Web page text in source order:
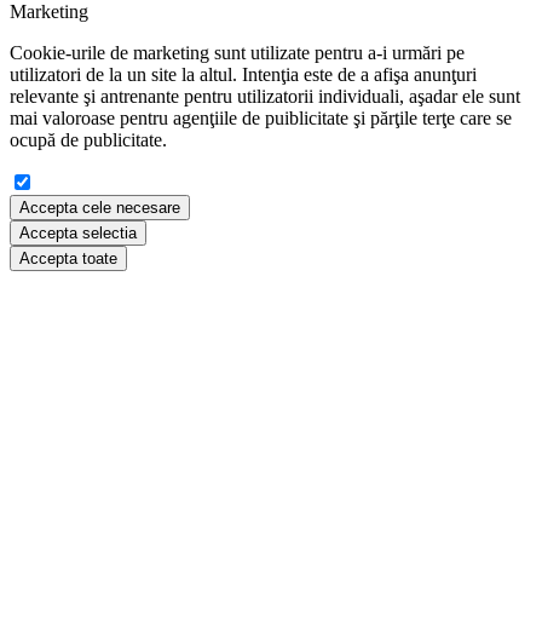
Marketing
Cookie-urile de marketing sunt utilizate pentru a-i urmări pe
utilizatori de la un site la altul. Intenţia este de a afişa anunţuri
relevante şi antrenante pentru utilizatorii individuali, aşadar ele sunt
mai valoroase pentru agenţiile de puiblicitate şi părţile terţe care se
ocupă de publicitate.
Accepta cele necesare
Accepta selectia
Accepta toate